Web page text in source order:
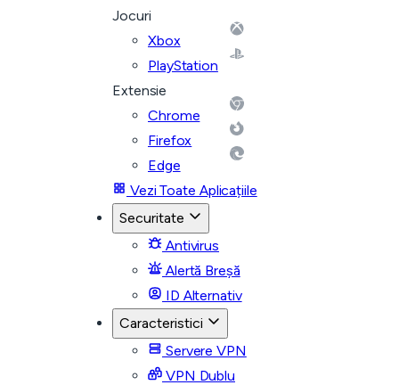
Jocuri
Xbox
PlayStation
Extensie
Chrome
Firefox
Edge
Vezi Toate Aplicațiile
Securitate
Antivirus
Alertă Breșă
ID Alternativ
Caracteristici
Servere VPN
VPN Dublu